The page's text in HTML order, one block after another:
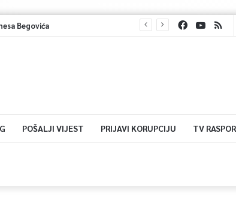
Begovića
POŠALJI VIJEST PRIJAVI KORUPCIJU TV